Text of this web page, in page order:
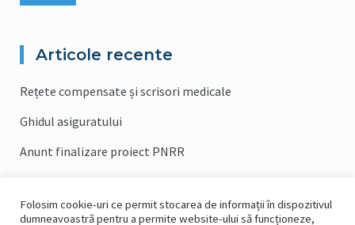
Articole recente
Rețete compensate și scrisori medicale
Ghidul asiguratului
Anunt finalizare proiect PNRR
Campania de vaccinare contra gripei 2023/2024
Folosim cookie-uri ce permit stocarea de informații în dispozitivul
dumneavoastră pentru a permite website-ului să funcționeze,